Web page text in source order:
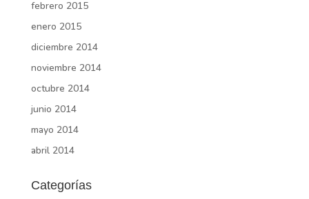
febrero 2015
enero 2015
diciembre 2014
noviembre 2014
octubre 2014
junio 2014
mayo 2014
abril 2014
Categorías